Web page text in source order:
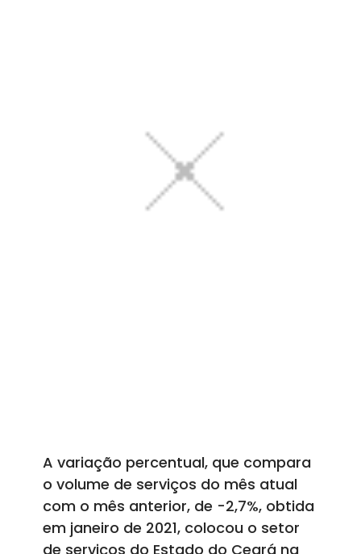
A variação percentual, que compara
o volume de serviços do mês atual
com o mês anterior, de -2,7%, obtida
em janeiro de 2021, colocou o setor
de serviços do Estado do Ceará na